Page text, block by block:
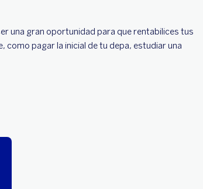
una gran oportunidad para que rentabilices tus
pagar la inicial de tu depa, estudiar una